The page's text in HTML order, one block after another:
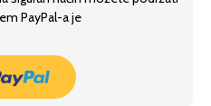
PayPal-a je